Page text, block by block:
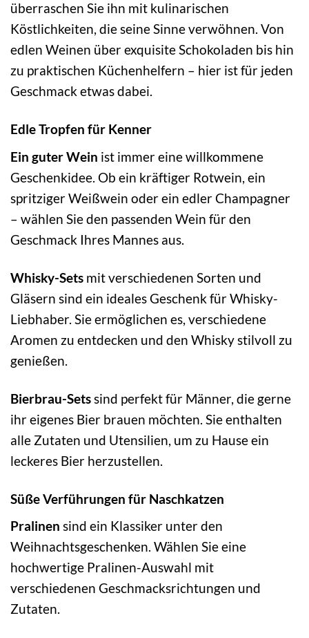
überraschen Sie ihn mit kulinarischen
Köstlichkeiten, die seine Sinne verwöhnen. Von
edlen Weinen über exquisite Schokoladen bis hin
zu praktischen Küchenhelfern – hier ist für jeden
Geschmack etwas dabei.
Edle Tropfen für Kenner
Ein guter Wein ist immer eine willkommene
Geschenkidee. Ob ein kräftiger Rotwein, ein
spritziger Weißwein oder ein edler Champagner
– wählen Sie den passenden Wein für den
Geschmack Ihres Mannes aus.
Whisky-Sets mit verschiedenen Sorten und
Gläsern sind ein ideales Geschenk für Whisky-
Liebhaber. Sie ermöglichen es, verschiedene
Aromen zu entdecken und den Whisky stilvoll zu
genießen.
Bierbrau-Setssind perfekt für Männer, die gerne
ihr eigenes Bier brauen möchten. Sie enthalten
alle Zutaten und Utensilien, um zu Hause ein
leckeres Bier herzustellen.
Süße Verführungen für Naschkatzen
Pralinen sind ein Klassiker unter den
Weihnachtsgeschenken. Wählen Sie eine
hochwertige Pralinen-Auswahl mit
verschiedenen Geschmacksrichtungen und
Zutaten.